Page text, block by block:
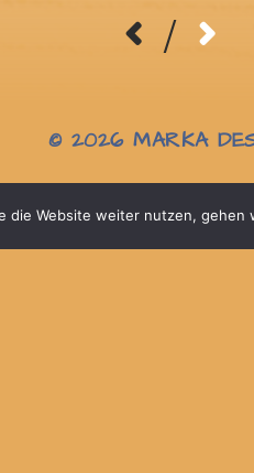
/
© 2026MARKA
die Website weiter nutzen, gehen